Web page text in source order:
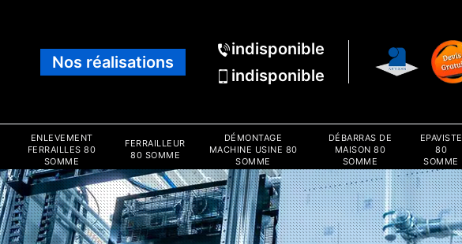
Nos réalisations
indisponible
indisponible
ENLEVEMENT
FERRAILLES 80
SOMME
FERRAILLEUR
80 SOMME
DÉMONTAGE
MACHINE USINE 80
SOMME
DÉBARRAS DE
MAISON 80
SOMME
EPAVISTE
80
SOMME